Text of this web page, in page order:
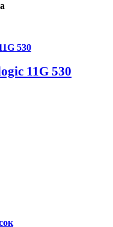
11G 530